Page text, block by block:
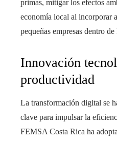
primas, mitigar los efectos
economía local al incorporar
pequeñas empresas dentro
Innovación
productividad
La transformación digital se
clave para impulsar la
FEMSA Costa Rica ha